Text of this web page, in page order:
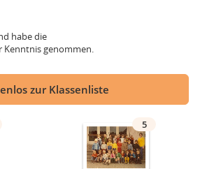
habe die
Kenntnis genommen.
zur Klassenliste
5